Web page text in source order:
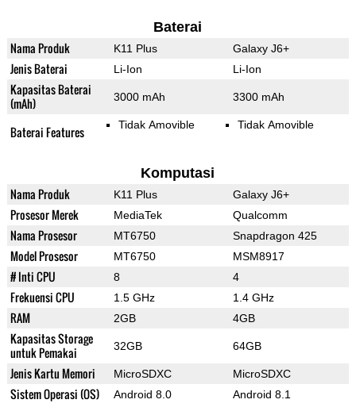
Baterai
Nama Produk K11 Plus Galaxy J6+
Jenis Baterai Li-Ion Li-Ion
Kapasitas Baterai
(mAh)
3000 mAh 3300 mAh
Baterai Features Tidak Amovible Tidak Amovible
Komputasi
Nama Produk K11 Plus Galaxy J6+
Prosesor Merek MediaTek Qualcomm
Nama Prosesor MT6750 Snapdragon 425
Model Prosesor MT6750 MSM8917
# Inti CPU 8 4
Frekuensi CPU 1.5 GHz 1.4 GHz
RAM 2GB 4GB
Kapasitas Storage
untuk Pemakai
32GB 64GB
Jenis Kartu Memori MicroSDXC MicroSDXC
Sistem Operasi (OS) Android 8.0 Android 8.1